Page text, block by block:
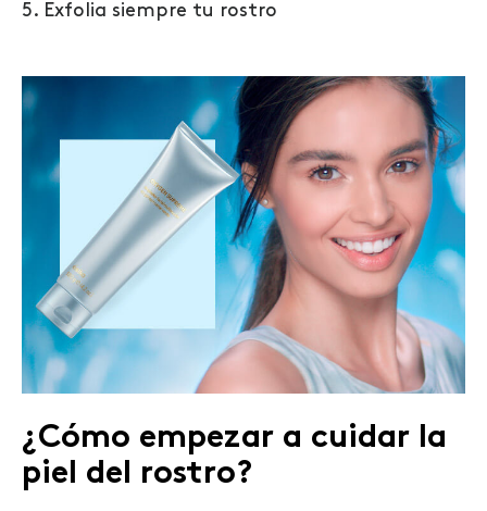
5. Exfolia siempre tu rostro
¿Cómo empezar a cuidar la
piel del rostro?